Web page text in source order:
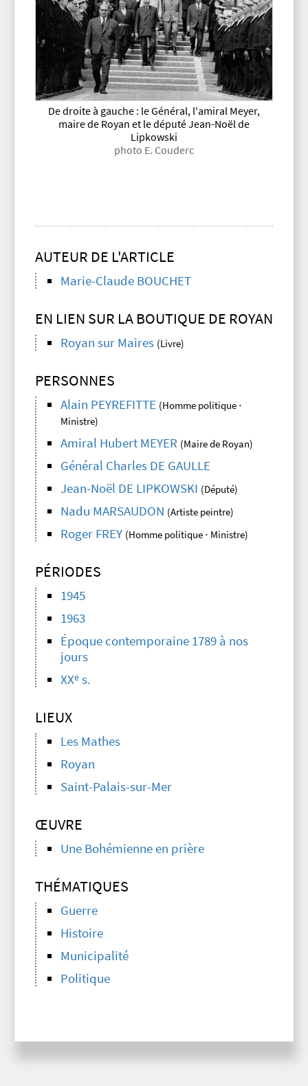
De droite à gauche : le Général, l'amiral Meyer,
maire de Royan et le député Jean-Noël de
Lipkowski
photo E. Couderc
AUTEUR DE L'ARTICLE
Marie-Claude BOUCHET
EN LIEN SUR LA BOUTIQUE DE ROYAN
Royan sur Maires (Livre)
PERSONNES
Alain PEYREFITTE (Homme politique ⋅
Ministre)
Amiral Hubert MEYER (Maire de Royan)
Général Charles DE GAULLE
Jean-Noël DE LIPKOWSKI (Député)
Nadu MARSAUDON (Artiste peintre)
Roger FREY (Homme politique ⋅ Ministre)
PÉRIODES
1945
1963
Époque contemporaine 1789 à nos
jours
XXe s.
LIEUX
Les Mathes
Royan
Saint-Palais-sur-Mer
ŒUVRE
Une Bohémienne en prière
THÉMATIQUES
Guerre
Histoire
Municipalité
Politique